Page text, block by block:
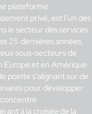
plateforme
privé, est l’un des
le secteur des services
25 dernières années,
sous-secteurs de
Europe et en Amérique
pointe s’alignant sur de
pour développer
à la croisée de la